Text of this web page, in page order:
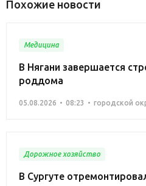
Похожие новости
Медицина
В Нягани завершается
роддома
05.08.2026 08:23 городской
Дорожное хозяйство
В Сургуте